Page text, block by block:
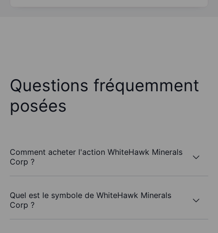
Questions fréquemment
posées
Comment acheter l'action WhiteHawk Minerals
Corp ?
Quel est le symbole de WhiteHawk Minerals
Corp ?